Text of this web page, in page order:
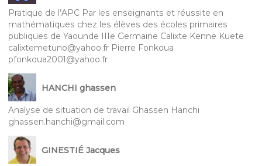
Pratique de l’APC Par les enseignants et réussite en
mathématiques chez les élèves des écoles primaires
publiques de Yaounde IIIe Germaine Calixte Kenne Kuete
calixtemetuno@yahoo.fr Pierre Fonkoua
pfonkoua2001@yahoo.fr
HANCHI ghassen
Analyse de situation de travail Ghassen Hanchi
ghassen.hanchi@gmail.com
GINESTIÉ Jacques